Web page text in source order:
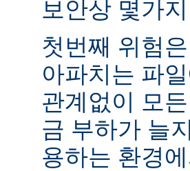
보안상 몇가
첫번째 위험
아파치는 파
관계없이 모
금 부하가 늘
용하는 환경